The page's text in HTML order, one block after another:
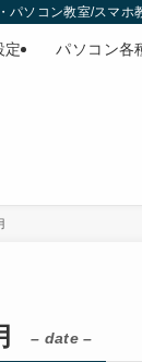
パソコン教室/スマホ
定 パソコン各
– date –